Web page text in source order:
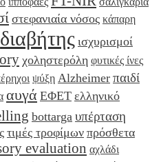
στεφανιαία νόσος κάπαρη
διαβήτης ισχυρισμοί
χοληστερόλη φυτικές ίνες
ψύξη Alzheimer παιδί
αυγά ΕΦΕΤ ελληνικό
bottarga υπέρταση
τιμές τροφίμων πρόσθετα
evaluation αχλάδι